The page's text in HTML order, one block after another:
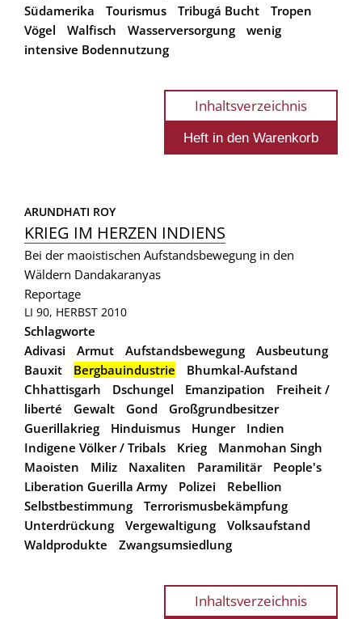
Südamerika
Tourismus Tribugá Bucht
Tropen
Vögel
Walfisch Wasserversorgung
wenig
intensive Bodennutzung
Inhaltsverzeichnis
ARUNDHATI ROY
KRIEG IM HERZEN INDIENS
Bei der maoistischen Aufstandsbewegung in den
Wäldern Dandakaranyas
Reportage
LI 90, HERBST 2010
Schlagworte
Adivasi
Armut Aufstandsbewegung
Ausbeutung
Bauxit
Bergbauindustrie
Bhumkal-Aufstand
Chhattisgarh
Dschungel Emanzipation
Freiheit /
liberté
Gewalt Gond
Großgrundbesitzer
Guerillakrieg
Hinduismus Hunger
Indien
Indigene Völker / Tribals
Krieg
Manmohan Singh
Maoisten
Miliz Naxaliten Paramilitär
People's
Liberation Guerilla Army
Polizei
Rebellion
Selbstbestimmung
Terrorismusbekämpfung
Unterdrückung
Vergewaltigung
Volksaufstand
Waldprodukte
Zwangsumsiedlung
Inhaltsverzeichnis